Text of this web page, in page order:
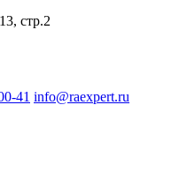
стр.2
41 info@raexpert.ru